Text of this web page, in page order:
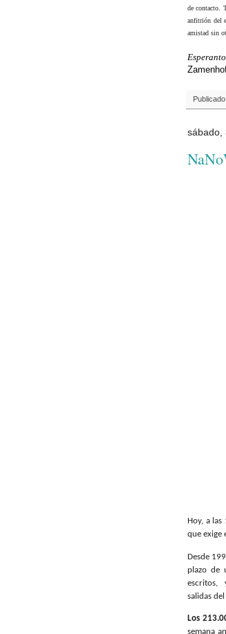
de contacto.
anfitrión del
amistad sin
sábado,
Hoy, a
que exige
Desde
plazo de
escritos,
salidas
Los
semana